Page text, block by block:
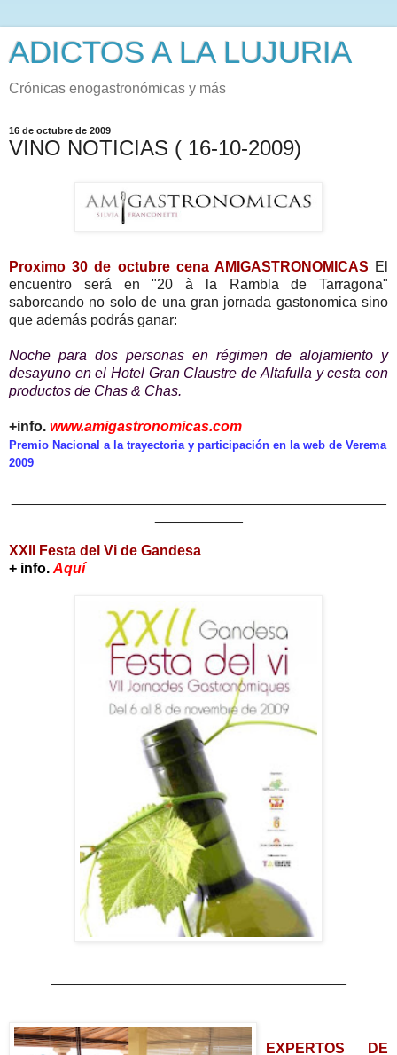
ADICTOS A LA LUJURIA
Crónicas enogastronómicas y más
16 de octubre de 2009
VINO NOTICIAS ( 16-10-2009)
Proximo 30 de octubre cena AMIGASTRONOMICAS El
encuentro será en "20 à la Rambla de Tarragona"
saboreando no solo de una gran jornada gastonomica sino
que además podrás ganar:
Noche para dos personas en régimen de alojamiento y
desayuno en el Hotel Gran Claustre de Altafulla y cesta con
productos de Chas & Chas.
+info. www.amigastronomicas.com
Premio Nacional a la trayectoria y participación en la web de Verema
2009
XXII Festa del Vi de Gandesa
+ info. Aquí
EXPERTOS DE